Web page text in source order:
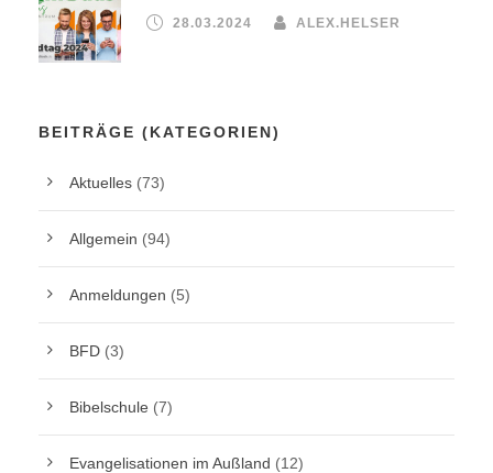
28.03.2024 ALEX.HELSER
BEITRÄGE (KATEGORIEN)
Aktuelles (73)
Allgemein (94)
Anmeldungen (5)
BFD (3)
Bibelschule (7)
Evangelisationen im Außland (12)